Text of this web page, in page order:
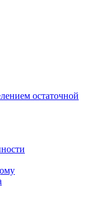
остаточной